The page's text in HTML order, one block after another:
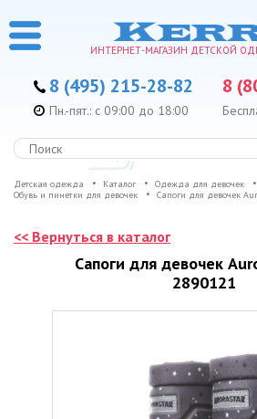
ИНТЕРНЕТ-МАГАЗИН ДЕТСКОЙ
8 (495) 215-28-82 8
Пн.-пят.: с 09:00 до 18:00
Детская одежда Каталог
Одежда для девочек
Обувь и пинетки для девочек
Сапоги для девочек
<< Вернуться в каталог
Сапоги для девочек
2890121